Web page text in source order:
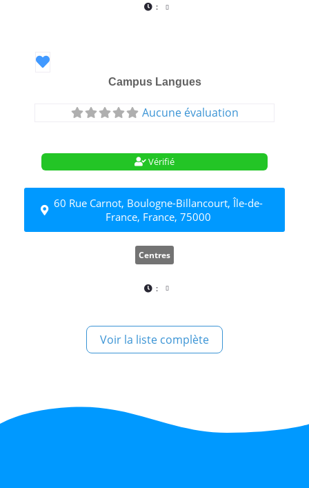
:
Favori
Campus Langues
Aucune évaluation
Vérifié
60 Rue Carnot, Boulogne-Billancourt, Île-de-
France, France, 75000
Centres
:
Voir la liste complète